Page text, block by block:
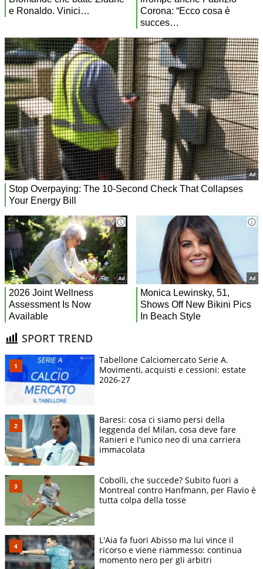
SPORT TREND
Tabellone Calciomercato Serie A.
Movimenti, acquisti e cessioni: estate
2026-27
Baresi: cosa ci siamo persi della
leggenda del Milan, cosa deve fare
Ranieri e l'unico neo di una carriera
immacolata
Cobolli, che succede? Subito fuori a
Montreal contro Hanfmann, per Flavio è
tutta colpa della tosse
L'Aia fa fuori Abisso ma lui vince il
ricorso e viene riammesso: continua
momento nero per gli arbitri